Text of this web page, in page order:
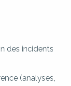
des incidents
(analyses,